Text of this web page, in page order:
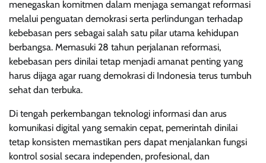
menegaskan komitmen dalam menjaga semangat reformasi
melalui penguatan demokrasi serta perlindungan terhadap
kebebasan pers sebagai salah satu pilar utama kehidupan
berbangsa. Memasuki 28 tahun perjalanan reformasi,
kebebasan pers dinilai tetap menjadi amanat penting yang
harus dijaga agar ruang demokrasi di Indonesia terus tumbuh
sehat dan terbuka.
Di tengah perkembangan teknologi informasi dan arus
komunikasi digital yang semakin cepat, pemerintah dinilai
tetap konsisten memastikan pers dapat menjalankan fungsi
kontrol sosial secara independen, profesional, dan